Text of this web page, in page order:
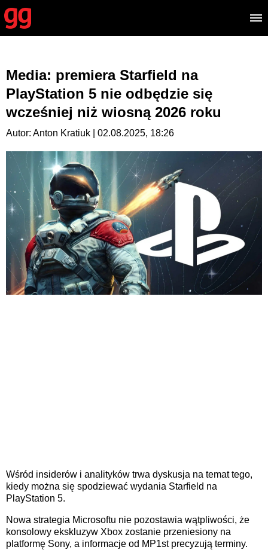
Media: premiera Starfield na
PlayStation 5 nie odbędzie się
wcześniej niż wiosną 2026 roku
Autor: Anton Kratiuk | 02.08.2025, 18:26
Wśród insiderów i analityków trwa dyskusja na temat tego,
kiedy można się spodziewać wydania Starfield na
PlayStation 5.
Nowa strategia Microsoftu nie pozostawia wątpliwości, że
konsolowy ekskluzyw Xbox zostanie przeniesiony na
platformę Sony, a informacje od MP1st precyzują terminy.